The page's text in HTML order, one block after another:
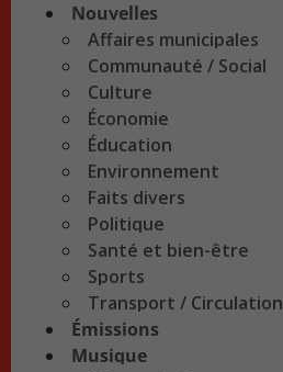
Nouvelles
Affaires municipales
Communauté / Social
Culture
Économie
Éducation
Environnement
Faits divers
Politique
Santé et bien-être
Sports
Transport / Circulation
Émissions
Musique